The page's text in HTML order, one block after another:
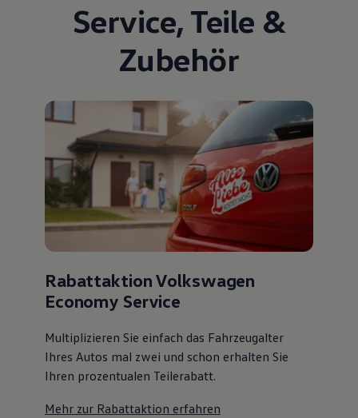
Service, Teile &
Zubehör
Rabattaktion Volkswagen
Economy Service
Multiplizieren Sie einfach das Fahrzeugalter
Ihres Autos mal zwei und schon erhalten Sie
Ihren prozentualen Teilerabatt.
Mehr zur Rabattaktion erfahren